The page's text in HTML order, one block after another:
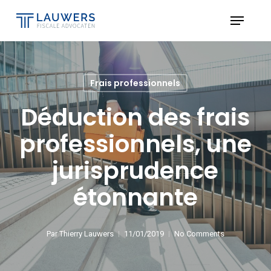
main
content
Menu
Frais professionnels
Déduction des frais
professionnels, une
jurisprudence
étonnante
Par Thierry Lauwers 11/01/2019 No Comments
Close
Menu